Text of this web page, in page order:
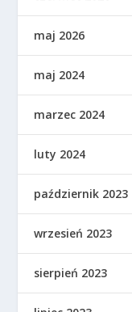
maj 2026
maj 2024
marzec 2024
luty 2024
październik 2023
wrzesień 2023
sierpień 2023